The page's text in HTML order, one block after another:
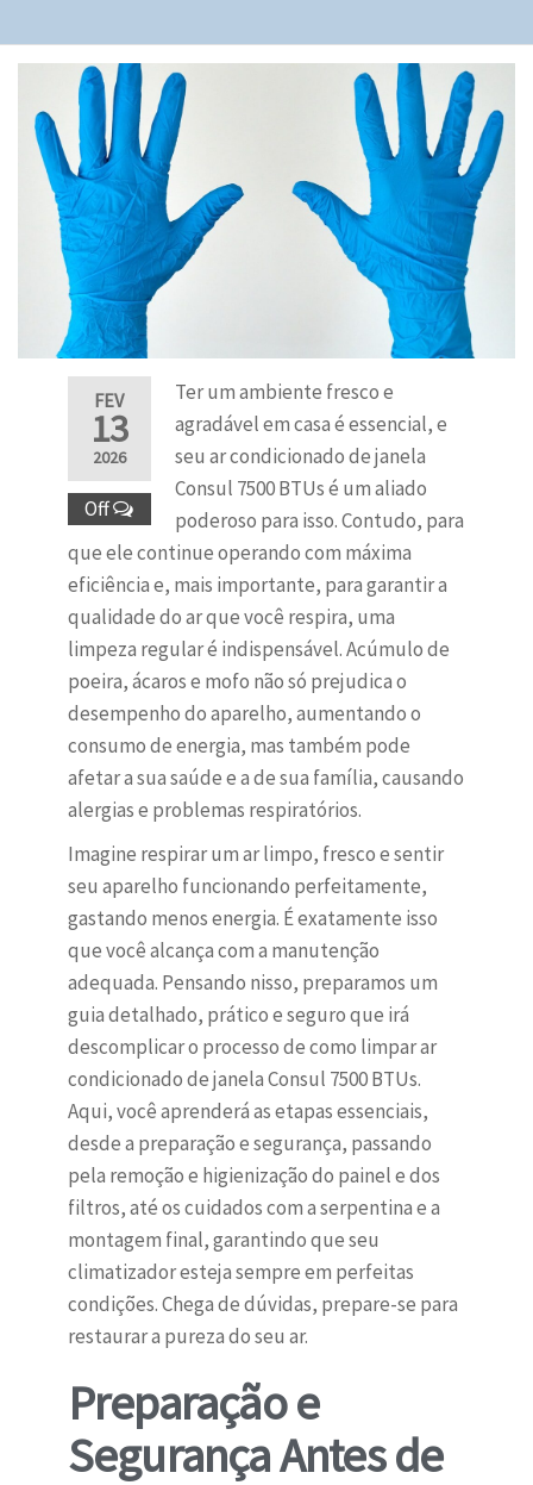
FEV
13
2026
Off
Ter um ambiente fresco e
agradável em casa é essencial, e
seu ar condicionado de janela
Consul 7500 BTUs é um aliado
poderoso para isso. Contudo, para
que ele continue operando com máxima
eficiência e, mais importante, para garantir a
qualidade do ar que você respira, uma
limpeza regular é indispensável. Acúmulo de
poeira, ácaros e mofo não só prejudica o
desempenho do aparelho, aumentando o
consumo de energia, mas também pode
afetar a sua saúde e a de sua família, causando
alergias e problemas respiratórios.
Imagine respirar um ar limpo, fresco e sentir
seu aparelho funcionando perfeitamente,
gastando menos energia. É exatamente isso
que você alcança com a manutenção
adequada. Pensando nisso, preparamos um
guia detalhado, prático e seguro que irá
descomplicar o processo de como limpar ar
condicionado de janela Consul 7500 BTUs.
Aqui, você aprenderá as etapas essenciais,
desde a preparação e segurança, passando
pela remoção e higienização do painel e dos
filtros, até os cuidados com a serpentina e a
montagem final, garantindo que seu
climatizador esteja sempre em perfeitas
condições. Chega de dúvidas, prepare-se para
restaurar a pureza do seu ar.
Preparação e
Segurança Antes de